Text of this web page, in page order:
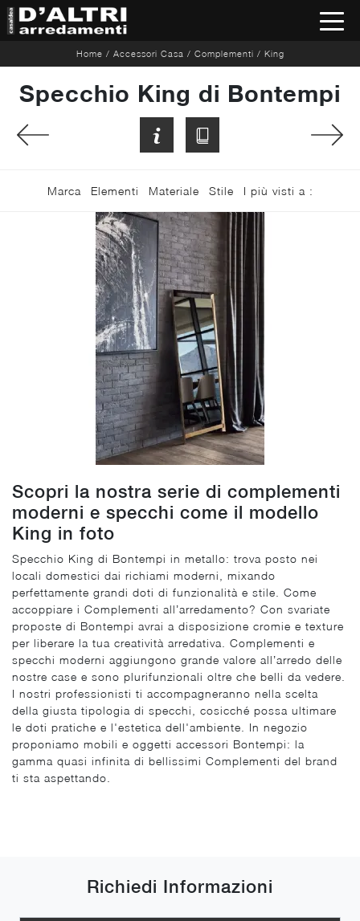
Home / Accessori Casa / Complementi / King
Specchio King di Bontempi
Marca Elementi Materiale Stile I più visti a :
Scopri la nostra serie di complementi
moderni e specchi come il modello
King in foto
Specchio King di Bontempi in metallo: trova posto nei
locali domestici dai richiami moderni, mixando
perfettamente grandi doti di funzionalità e stile. Come
accoppiare i Complementi all’arredamento? Con svariate
proposte di Bontempi avrai a disposizione cromie e texture
per liberare la tua creatività arredativa. Complementi e
specchi moderni aggiungono grande valore all’arredo delle
nostre case e sono plurifunzionali oltre che belli da vedere.
I nostri professionisti ti accompagneranno nella scelta
della giusta tipologia di specchi, cosicché possa ultimare
le doti pratiche e l'estetica dell'ambiente. In negozio
proponiamo mobili e oggetti accessori Bontempi: la
gamma quasi infinita di bellissimi Complementi del brand
ti sta aspettando.
Richiedi Informazioni